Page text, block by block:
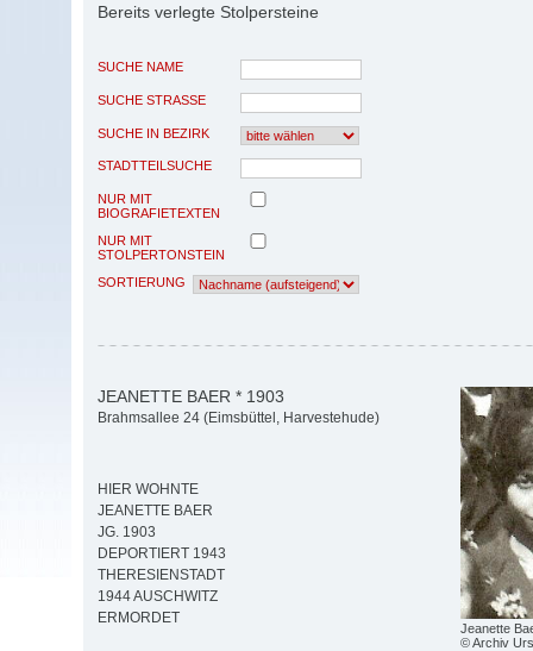
Bereits verlegte Stolpersteine
SUCHE NAME
SUCHE STRASSE
SUCHE IN BEZIRK
STADTTEILSUCHE
NUR MIT
BIOGRAFIETEXTEN
NUR MIT
STOLPERTONSTEIN
SORTIERUNG
Jeanette
© Archiv
JEANETTE BAER * 1903
Brahmsallee 24 (Eimsbüttel, Harvestehude)
HIER WOHNTE
JEANETTE BAER
JG. 1903
DEPORTIERT 1943
THERESIENSTADT
1944 AUSCHWITZ
ERMORDET